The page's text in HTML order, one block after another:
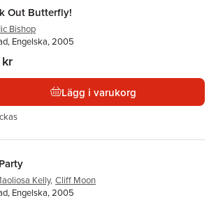
Out Butterfly!
Bishop
Engelska, 2005
kr
Lägg i varukorg
Kelly, Cliff Moon
Engelska, 2005